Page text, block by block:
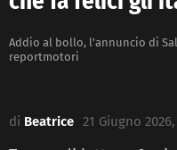
Addio al bollo, l'annuncio di
reportmotori
di Beatrice 21 Giugno